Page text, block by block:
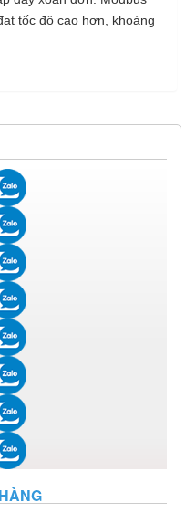
tốc độ cao hơn, khoảng